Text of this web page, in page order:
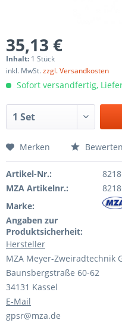
35,13 €
Inhalt: 1 Stück
inkl. MwSt.zzgl. Versandkosten
Sofort versandfertig,
Merken Bewerten
Artikel-Nr.:
MZA Artikelnr.:
Marke:
Angaben zur
Produktsicherheit:
Hersteller
MZA Meyer-Zweiradtechnik
Baunsbergstraße 60-62
34131 Kassel
E-Mail
gpsr@mza.de